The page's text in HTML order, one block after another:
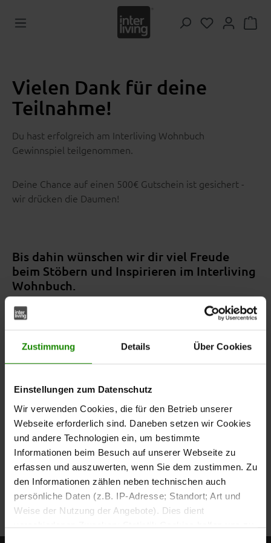
Zustimmung Details Über Cookies
Einstellungen zum Datenschutz
Wir verwenden Cookies, die für den Betrieb unserer
Webseite erforderlich sind. Daneben setzen wir Cookies
und andere Technologien ein, um bestimmte
Informationen beim Besuch auf unserer Webseite zu
erfassen und auszuwerten, wenn Sie dem zustimmen. Zu
den Informationen zählen neben technischen auch
persönliche Daten (z.B. IP-Adresse; Standort; Art und
Weise der Nutzung der Angebote). Dies dient
verschiedenen Zwecken: Statistik Cookies helfen uns zu
Zum Hauptinhalt springen
Du hast 0
Vielen Dank für deine
Teilnahme!
Du hast erfolgreich am Interliving Wohnbuch
Gewinnspiel teilgenommen.
Deine Chance auf einen 500€ Gutschein ist gesichert -
wir drücken die Daumen!
Bis dahin wünschen wir dir viel Freude
beim Stöbern und Inspirieren im Interliving
Wohnbuch.